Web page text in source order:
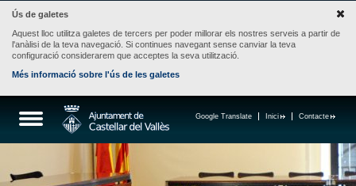
Ús de galetes
Aquest lloc utilitza galetes de tercers per poder millorar els nostres serveis a partir de
l'anàlisi de la teva navegació. Si continues navegant sense canviar la teva
configuració considerarem que acceptes la seva utilització.
Més informació sobre l'ús de les galetes
Contacte
Inici
Google Translate